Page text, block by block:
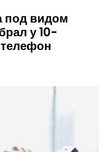
под видом
у 10-